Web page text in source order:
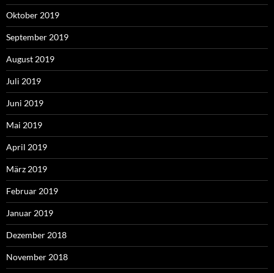
Oktober 2019
September 2019
August 2019
Juli 2019
Juni 2019
Mai 2019
April 2019
März 2019
Februar 2019
Januar 2019
Dezember 2018
November 2018